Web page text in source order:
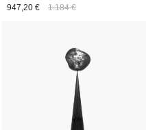
947,20 €
1.184 €